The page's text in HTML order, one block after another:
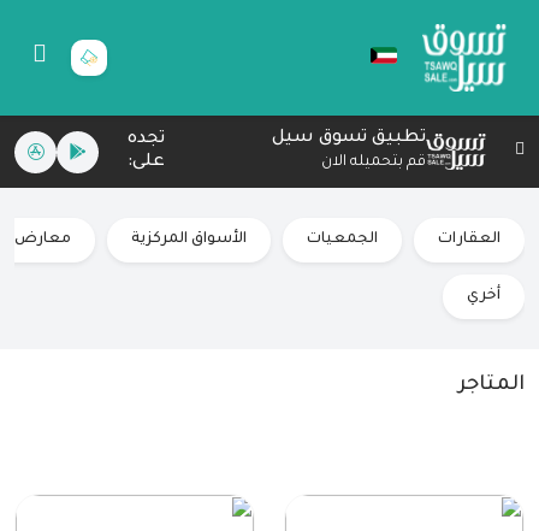
تطبيق تسوق سيل
قم بتحميله الان
تجده
على:
العقارات الجمعيات الأسواق المركزية معارض
أخري
المتاجر